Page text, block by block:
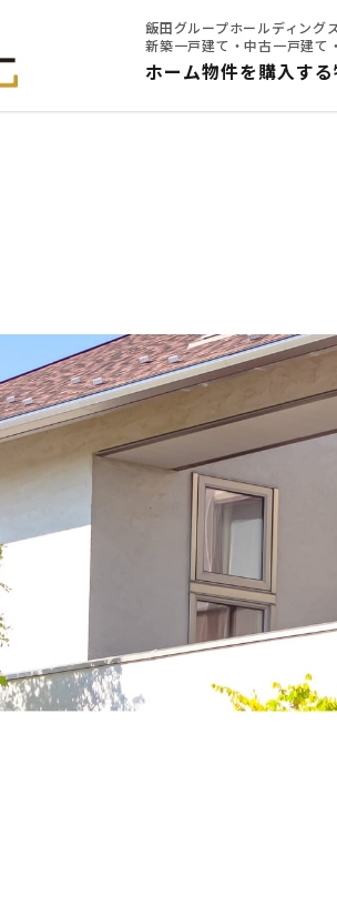
飯田グループホールディング
新築一戸建て・中古一戸建て
ホーム物件を購入する